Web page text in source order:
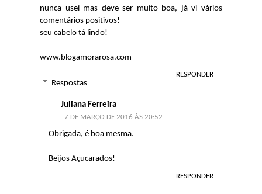
nunca usei mas deve ser muito boa, já vi vários
comentários positivos!
seu cabelo tá lindo!
www.blogamorarosa.com
RESPONDER
Respostas
Juliana Ferreira
7 DE MARÇO DE 2016 ÀS 20:52
Obrigada, é boa mesma.
Beijos Açucarados!
RESPONDER